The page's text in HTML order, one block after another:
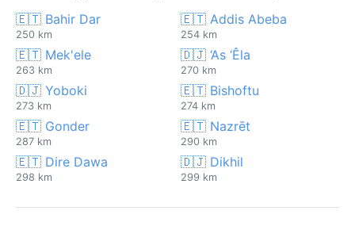
🇪🇹 Bahir Dar
250 km
🇪🇹 Addis Abeba
254 km
🇪🇹 Mek'ele
263 km
🇩🇯 ‘As ‘Êla
270 km
🇩🇯 Yoboki
273 km
🇪🇹 Bishoftu
274 km
🇪🇹 Gonder
287 km
🇪🇹 Nazrēt
290 km
🇪🇹 Dire Dawa
298 km
🇩🇯 Dikhil
299 km